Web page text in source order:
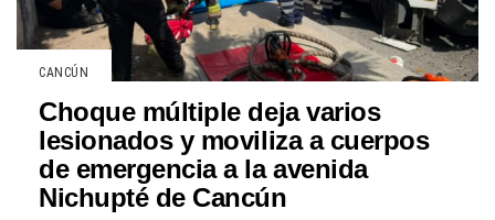
CANCÚN
Choque múltiple deja varios
lesionados y moviliza a cuerpos
de emergencia a la avenida
Nichupté de Cancún